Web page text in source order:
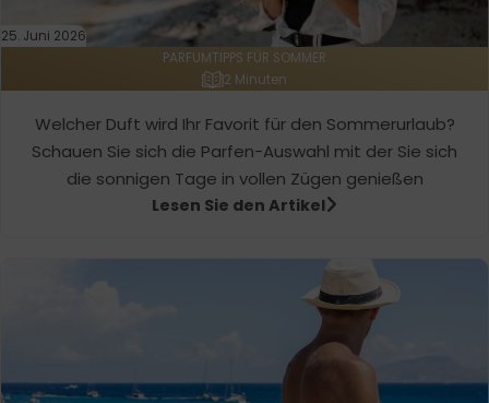
25. Juni 2026
PARFUMTIPPS FÜR SOMMER
2 Minuten
Welcher Duft wird Ihr Favorit für den Sommerurlaub?
Schauen Sie sich die Parfen-Auswahl mit der Sie sich
die sonnigen Tage in vollen Zügen genießen
Lesen Sie den Artikel